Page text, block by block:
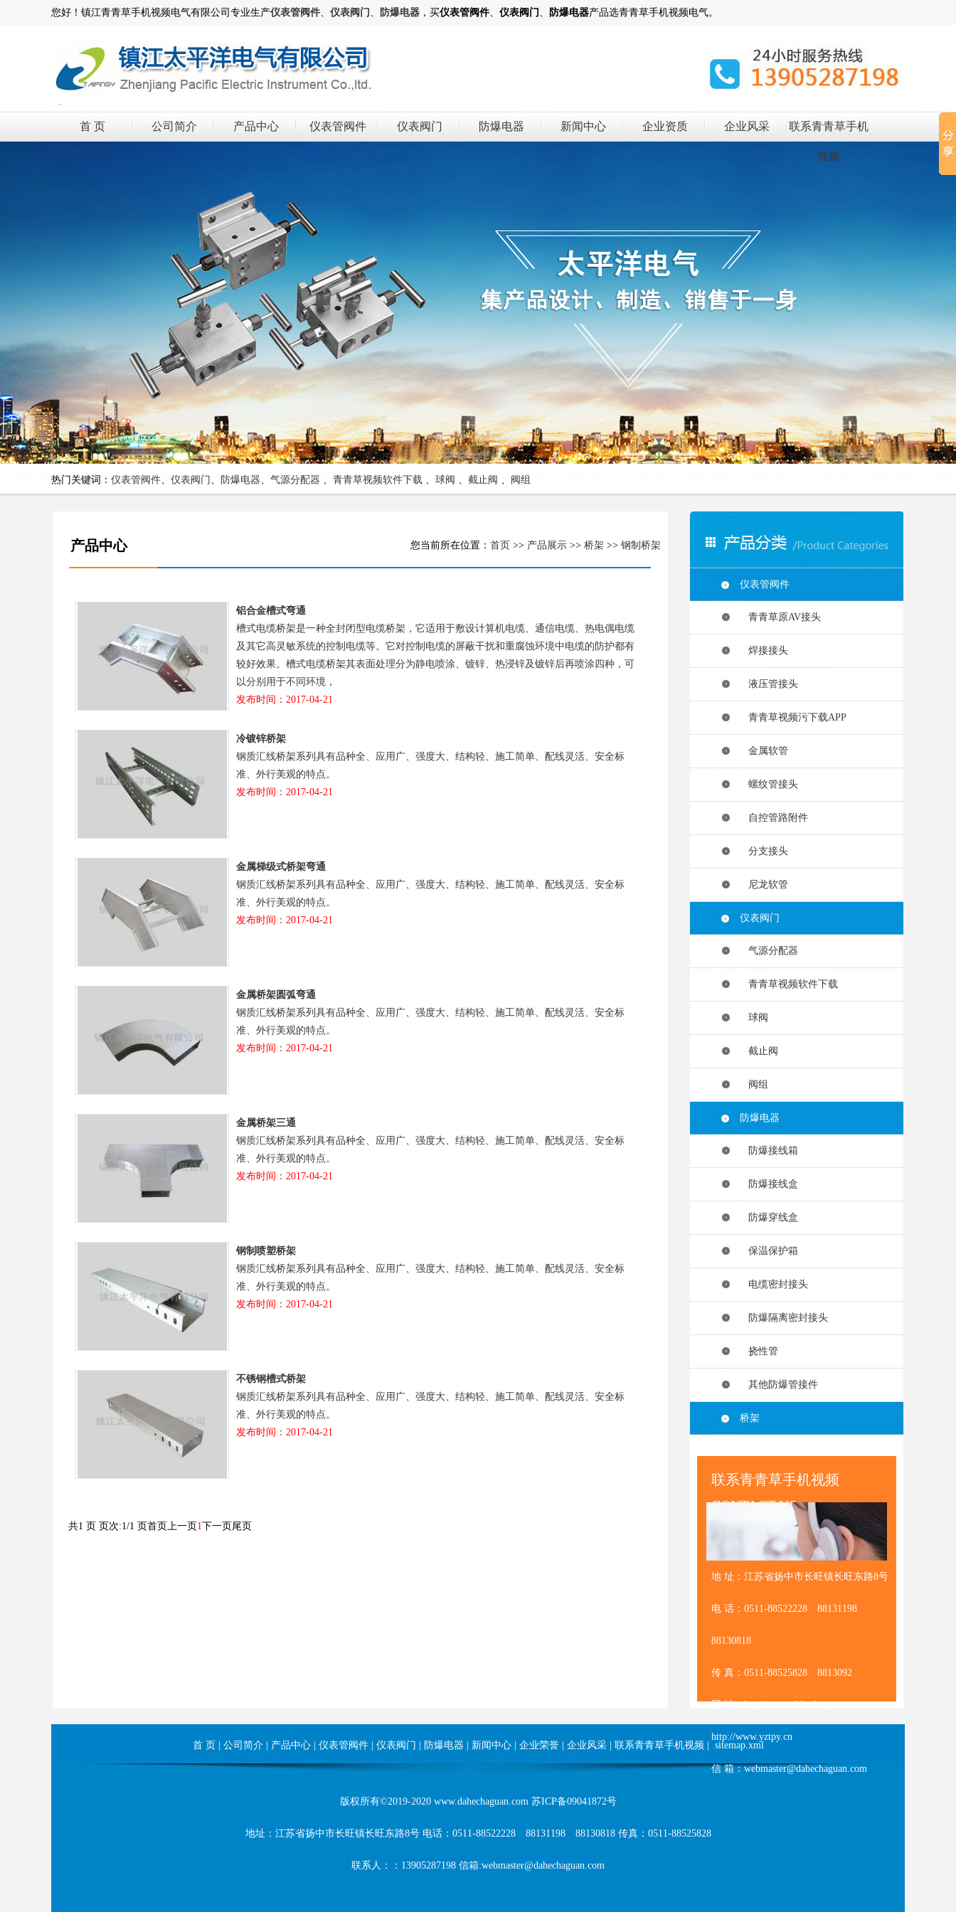
您好！镇江青青草手机视频电气有限公司专业生产仪表管阀件、 仪表阀门 、 防爆电器 ，买仪表管阀件、 仪表阀门 、 防爆电器产品选青青草手机视频电气。
首 页 公司简介 产品中心 仪表管阀件 仪表阀门 防爆电器 新闻中心 企业资质 企业风采 联系青青草手机
视频
热门关键词： 仪表管阀件、 仪表阀门 、 防爆电器、 气源分配器 、 青青草视频软件下载 、 球阀 、 截止阀 、 阀组
产品中心 您当前所在位置： 首页 >> 产品展示 >> 桥架 >> 钢制桥架
铝合金槽式弯通
槽式电缆桥架是一种全封闭型电缆桥架，它适用于敷设计算机电缆、通信电缆、热电偶电缆
及其它高灵敏系统的控制电缆等。它对控制电缆的屏蔽干扰和重腐蚀环境中电缆的防护都有
较好效果。槽式电缆桥架其表面处理分为静电喷涂、镀锌、热浸锌及镀锌后再喷涂四种，可
以分别用于不同环境，
发布时间：2017-04-21
冷镀锌桥架
钢质汇线桥架系列具有品种全、应用广、强度大、结构轻、施工简单、配线灵活、安全标
准、外行美观的特点。
发布时间：2017-04-21
金属梯级式桥架弯通
钢质汇线桥架系列具有品种全、应用广、强度大、结构轻、施工简单、配线灵活、安全标
准、外行美观的特点。
发布时间：2017-04-21
金属桥架圆弧弯通
钢质汇线桥架系列具有品种全、应用广、强度大、结构轻、施工简单、配线灵活、安全标
准、外行美观的特点。
发布时间：2017-04-21
金属桥架三通
钢质汇线桥架系列具有品种全、应用广、强度大、结构轻、施工简单、配线灵活、安全标
准、外行美观的特点。
发布时间：2017-04-21
钢制喷塑桥架
钢质汇线桥架系列具有品种全、应用广、强度大、结构轻、施工简单、配线灵活、安全标
准、外行美观的特点。
发布时间：2017-04-21
不锈钢槽式桥架
钢质汇线桥架系列具有品种全、应用广、强度大、结构轻、施工简单、配线灵活、安全标
准、外行美观的特点。
发布时间：2017-04-21
共1 页 页次:1/1 页首页上一页1下一页尾页
仪表管阀件
青青草原AV接头
焊接接头
液压管接头
青青草视频污下载APP
金属软管
螺纹管接头
自控管路附件
分支接头
尼龙软管
仪表阀门
气源分配器
青青草视频软件下载
球阀
截止阀
阀组
防爆电器
防爆接线箱
防爆接线盒
防爆穿线盒
保温保护箱
电缆密封接头
防爆隔离密封接头
挠性管
其他防爆管接件
桥架
联系青青草手机视频
CONTACT US
地 址：江苏省扬中市长旺镇长旺东路8号
电 话：0511-88522228 88131198
88130818
传 真：0511-88525828 8813092
网 址：http://www.dahechaguan.com
http://www.yztpy.cn
信 箱：webmaster@dahechaguan.com
首 页 公司简介| 产品中心| 仪表管阀件| 仪表阀门 防爆电器 新闻中心| 企业荣誉| 企业风采| 联系青青草手机视频 sitemap.xml
版权所有©2019-2020 www.dahechaguan.com 苏ICP备09041872号
地址：江苏省扬中市长旺镇长旺东路8号 电话：0511-88522228 88131198 88130818 传真：0511-88525828
联系人：：13905287198 信箱:webmaster@dahechaguan.com